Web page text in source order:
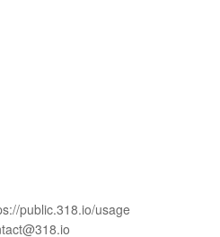
public.318.io/usage